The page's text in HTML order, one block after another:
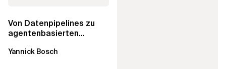
Von Datenpipelines zu
agentenbasierten
Analytics...
Yannick Bosch